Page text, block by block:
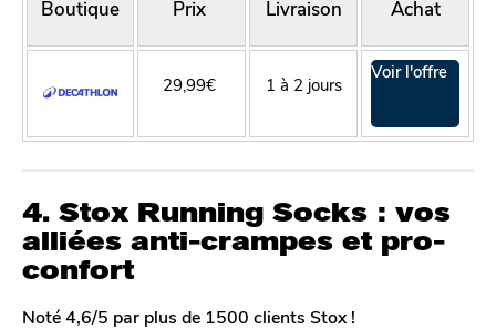
Boutique Prix Livraison Achat
29,99€ 1 à 2 jours
Voir l'offre
4. Stox Running Socks : vos
alliées anti-crampes et pro-
confort
Noté 4,6/5 par plus de 1500 clients Stox !